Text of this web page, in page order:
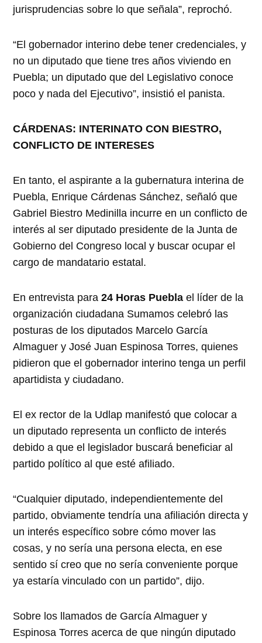
jurisprudencias sobre lo que señala”, reprochó.
“El gobernador interino debe tener credenciales, y
no un diputado que tiene tres años viviendo en
Puebla; un diputado que del Legislativo conoce
poco y nada del Ejecutivo”, insistió el panista.
CÁRDENAS: INTERINATO CON BIESTRO,
CONFLICTO DE INTERESES
En tanto, el aspirante a la gubernatura interina de
Puebla, Enrique Cárdenas Sánchez, señaló que
Gabriel Biestro Medinilla incurre en un conflicto de
interés al ser diputado presidente de la Junta de
Gobierno del Congreso local y buscar ocupar el
cargo de mandatario estatal.
En entrevista para24 Horas Puebla el líder de la
organización ciudadana Sumamos celebró las
posturas de los diputados Marcelo García
Almaguer y José Juan Espinosa Torres, quienes
pidieron que el gobernador interino tenga un perfil
apartidista y ciudadano.
El ex rector de la Udlap manifestó que colocar a
un diputado representa un conflicto de interés
debido a que el legislador buscará beneficiar al
partido político al que esté afiliado.
“Cualquier diputado, independientemente del
partido, obviamente tendría una afiliación directa y
un interés específico sobre cómo mover las
cosas, y no sería una persona electa, en ese
sentido sí creo que no sería conveniente porque
ya estaría vinculado con un partido”, dijo.
Sobre los llamados de García Almaguer y
Espinosa Torres acerca de que ningún diputado